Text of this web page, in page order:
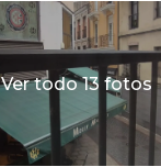
Ver todo 13 fotos